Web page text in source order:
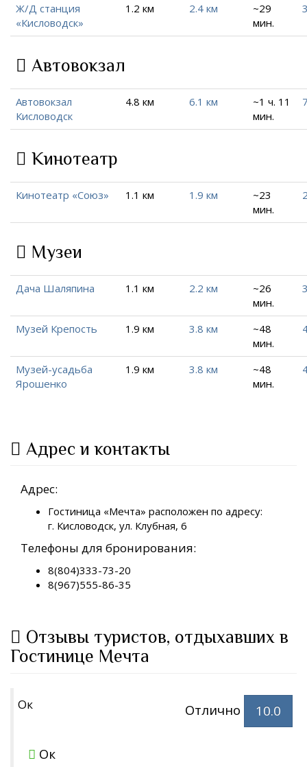
Ж/Д станция
«Кисловодск»
1.2 км 2.4 км
~29
мин.
Автовокзал
Автовокзал
Кисловодск
4.8 км 6.1 км
~1 ч. 11
мин.
Кинотеатр
Кинотеатр «Союз» 1.1 км 1.9 км
~23
мин.
Музеи
Дача Шаляпина 1.1 км 2.2 км
~26
мин.
Музей Крепость 1.9 км 3.8 км
~48
мин.
Музей-усадьба
Ярошенко
1.9 км 3.8 км
~48
мин.
Адрес и контакты
Адрес:
Гостиница «Мечта» расположен по адресу:
г. Кисловодск, ул. Клубная, 6
Телефоны для бронирования:
8(804)333-73-20
8(967)555-86-35
Отзывы туристов, отдыхавших в
Гостинице Мечта
Ок Отлично 10.0
Ок